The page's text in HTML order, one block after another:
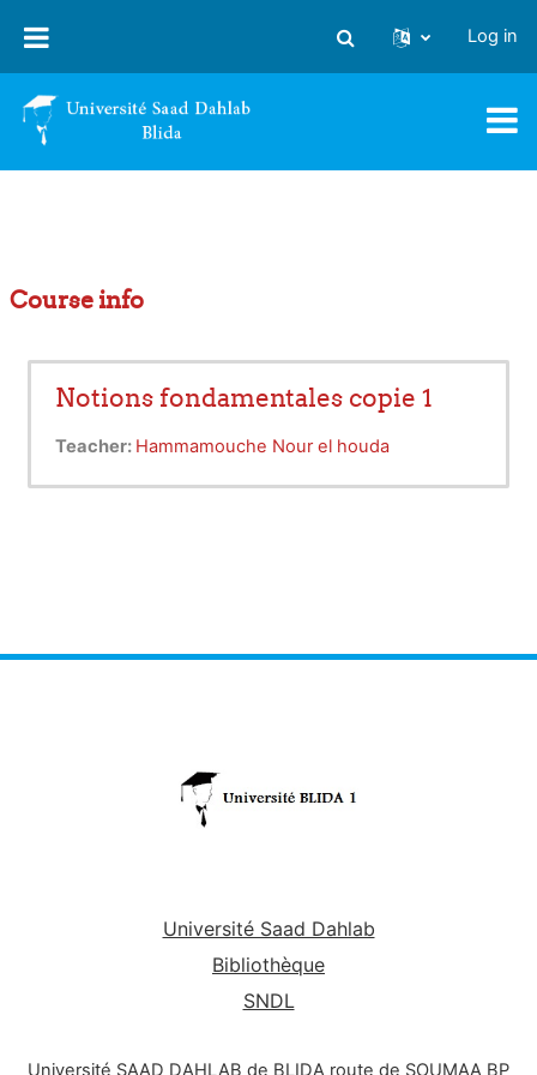
Toggle search input
Log in
Course info
Notions fondamentales copie 1
Teacher: Hammamouche Nour el houda
Université Saad Dahlab
Bibliothèque
SNDL
Université SAAD DAHLAB de BLIDA route de SOUMAA BP